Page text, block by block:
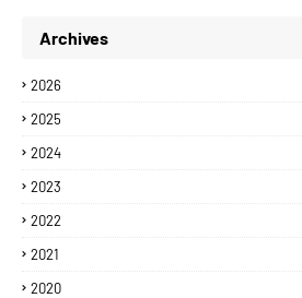
Archives
2026
2025
2024
2023
2022
2021
2020